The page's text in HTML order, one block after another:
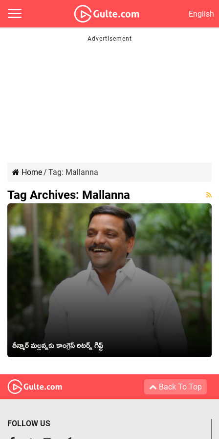
English
Home/ Tag: Mallanna
Tag Archives: Mallanna
తీన్మార్ మ‌ల్ల‌న్న‌కు కాంగ్రెస్ రిటర్న్ గిఫ్ట్
Back To Top
FOLLOW US